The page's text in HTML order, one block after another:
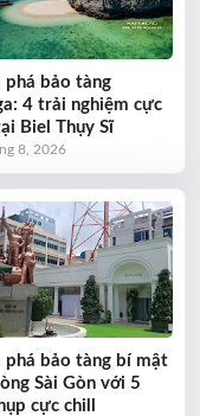
phá bảo tàng
4 trải nghiệm cực
Biel Thụy Sĩ
8, 2026
phá bảo tàng bí mật
Sài Gòn với 5
cực chill